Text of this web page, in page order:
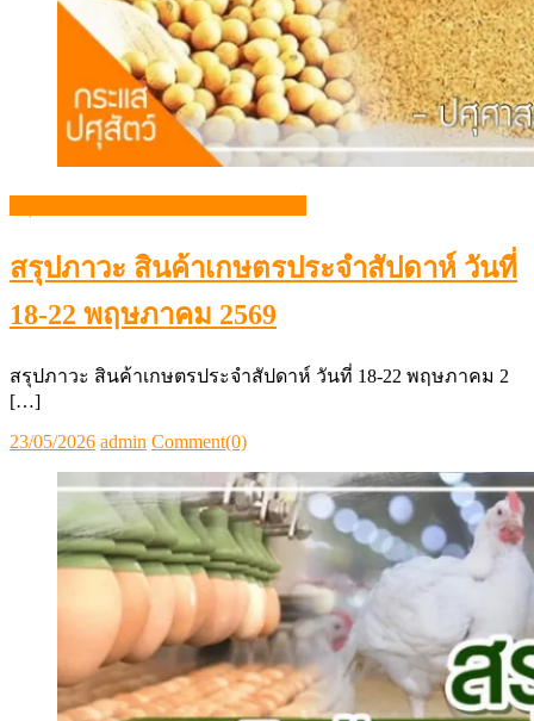
สรุปภาวะ สินค้าเกษตรประจำสัปดาห์ วันที่
18-22 พฤษภาคม 2569
สรุปภาวะ สินค้าเกษตรประจำสัปดาห์ วันที่ 18-22 พฤษภาคม 2
Posted
on
23/05/2026Author
admin Comment(0)